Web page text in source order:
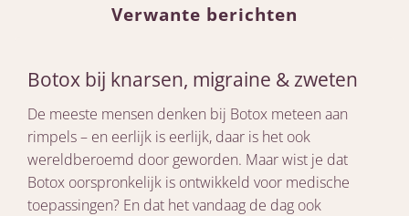
Verwante berichten
Botox bij knarsen, migraine & zweten
De meeste mensen denken bij Botox meteen aan
rimpels – en eerlijk is eerlijk, daar is het ook
wereldberoemd door geworden. Maar wist je dat
Botox oorspronkelijk is ontwikkeld voor medische
toepassingen? En dat het vandaag de dag ook